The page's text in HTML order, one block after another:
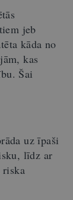
jeb
kāda no
kas
Šai
uz īpaši
līdz ar